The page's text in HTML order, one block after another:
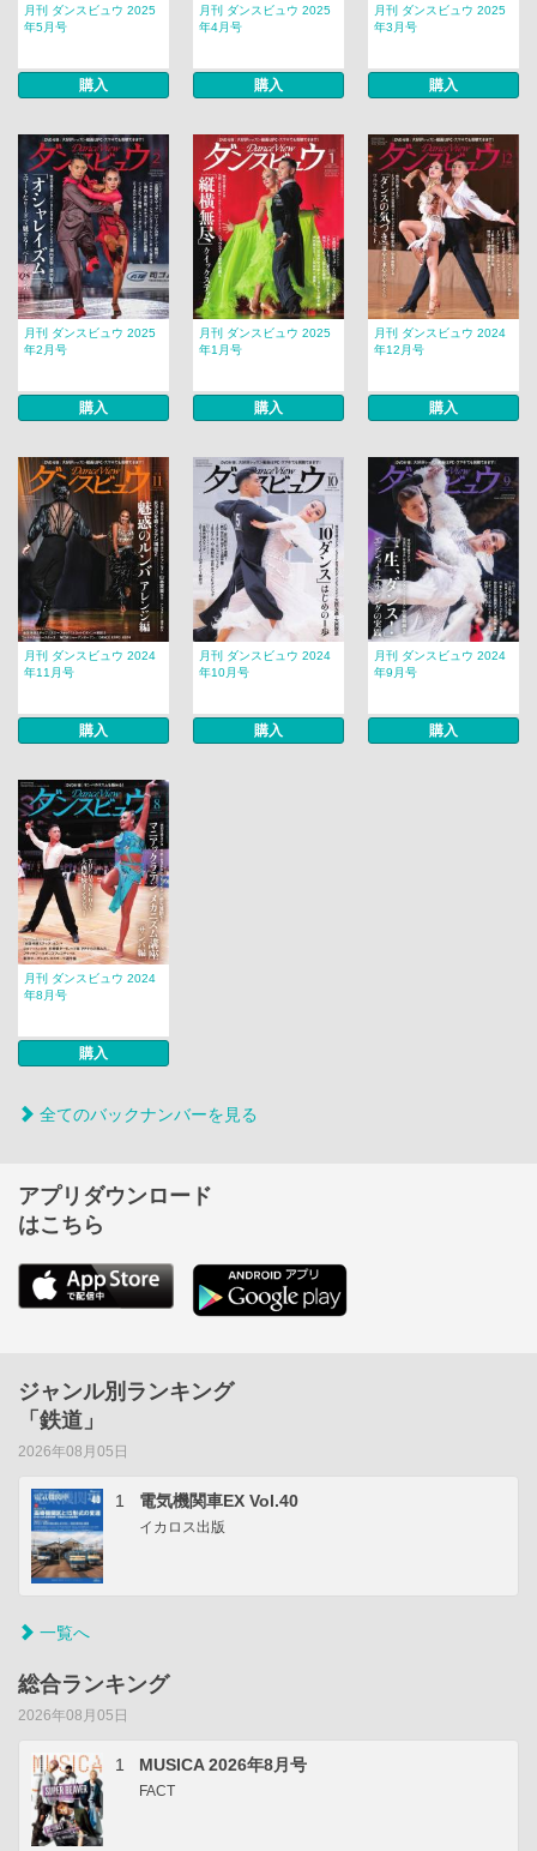
月刊 ダンスビュウ 2025
年5月号
購入
月刊 ダンスビュウ 2025
年4月号
購入
月刊 ダンスビュウ 2025
年3月号
購入
月刊 ダンスビュウ 2025
年2月号
購入
月刊 ダンスビュウ 2025
年1月号
購入
月刊 ダンスビュウ 2024
年12月号
購入
月刊 ダンスビュウ 2024
年11月号
購入
月刊 ダンスビュウ 2024
年10月号
購入
月刊 ダンスビュウ 2024
年9月号
購入
月刊 ダンスビュウ 2024
年8月号
購入
全てのバックナンバーを見る
アプリダウンロード
はこちら
ジャンル別ランキング
「鉄道」
2026年08月05日
1 電気機関車EX Vol.40
イカロス出版
一覧へ
総合ランキング
2026年08月05日
1 MUSICA 2026年8月号
FACT